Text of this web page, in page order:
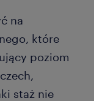
na
które
poziom
staż nie